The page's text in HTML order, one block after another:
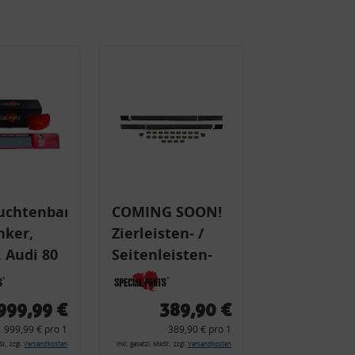
Audi 80
89,
+
€
999,99 € pro 1
zzgl. Versandkosten
COMING SOON!
Zierleisten- /
Seitenleisten-
Set, Audi 80
Cabrio, Coupe,
Zierleiste, 2x
389,90 €
389,90 € pro 1
inkl. gesetzl. MwSt., zzgl. Versandkosten